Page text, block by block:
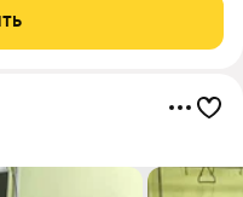
в 2020 году, высота